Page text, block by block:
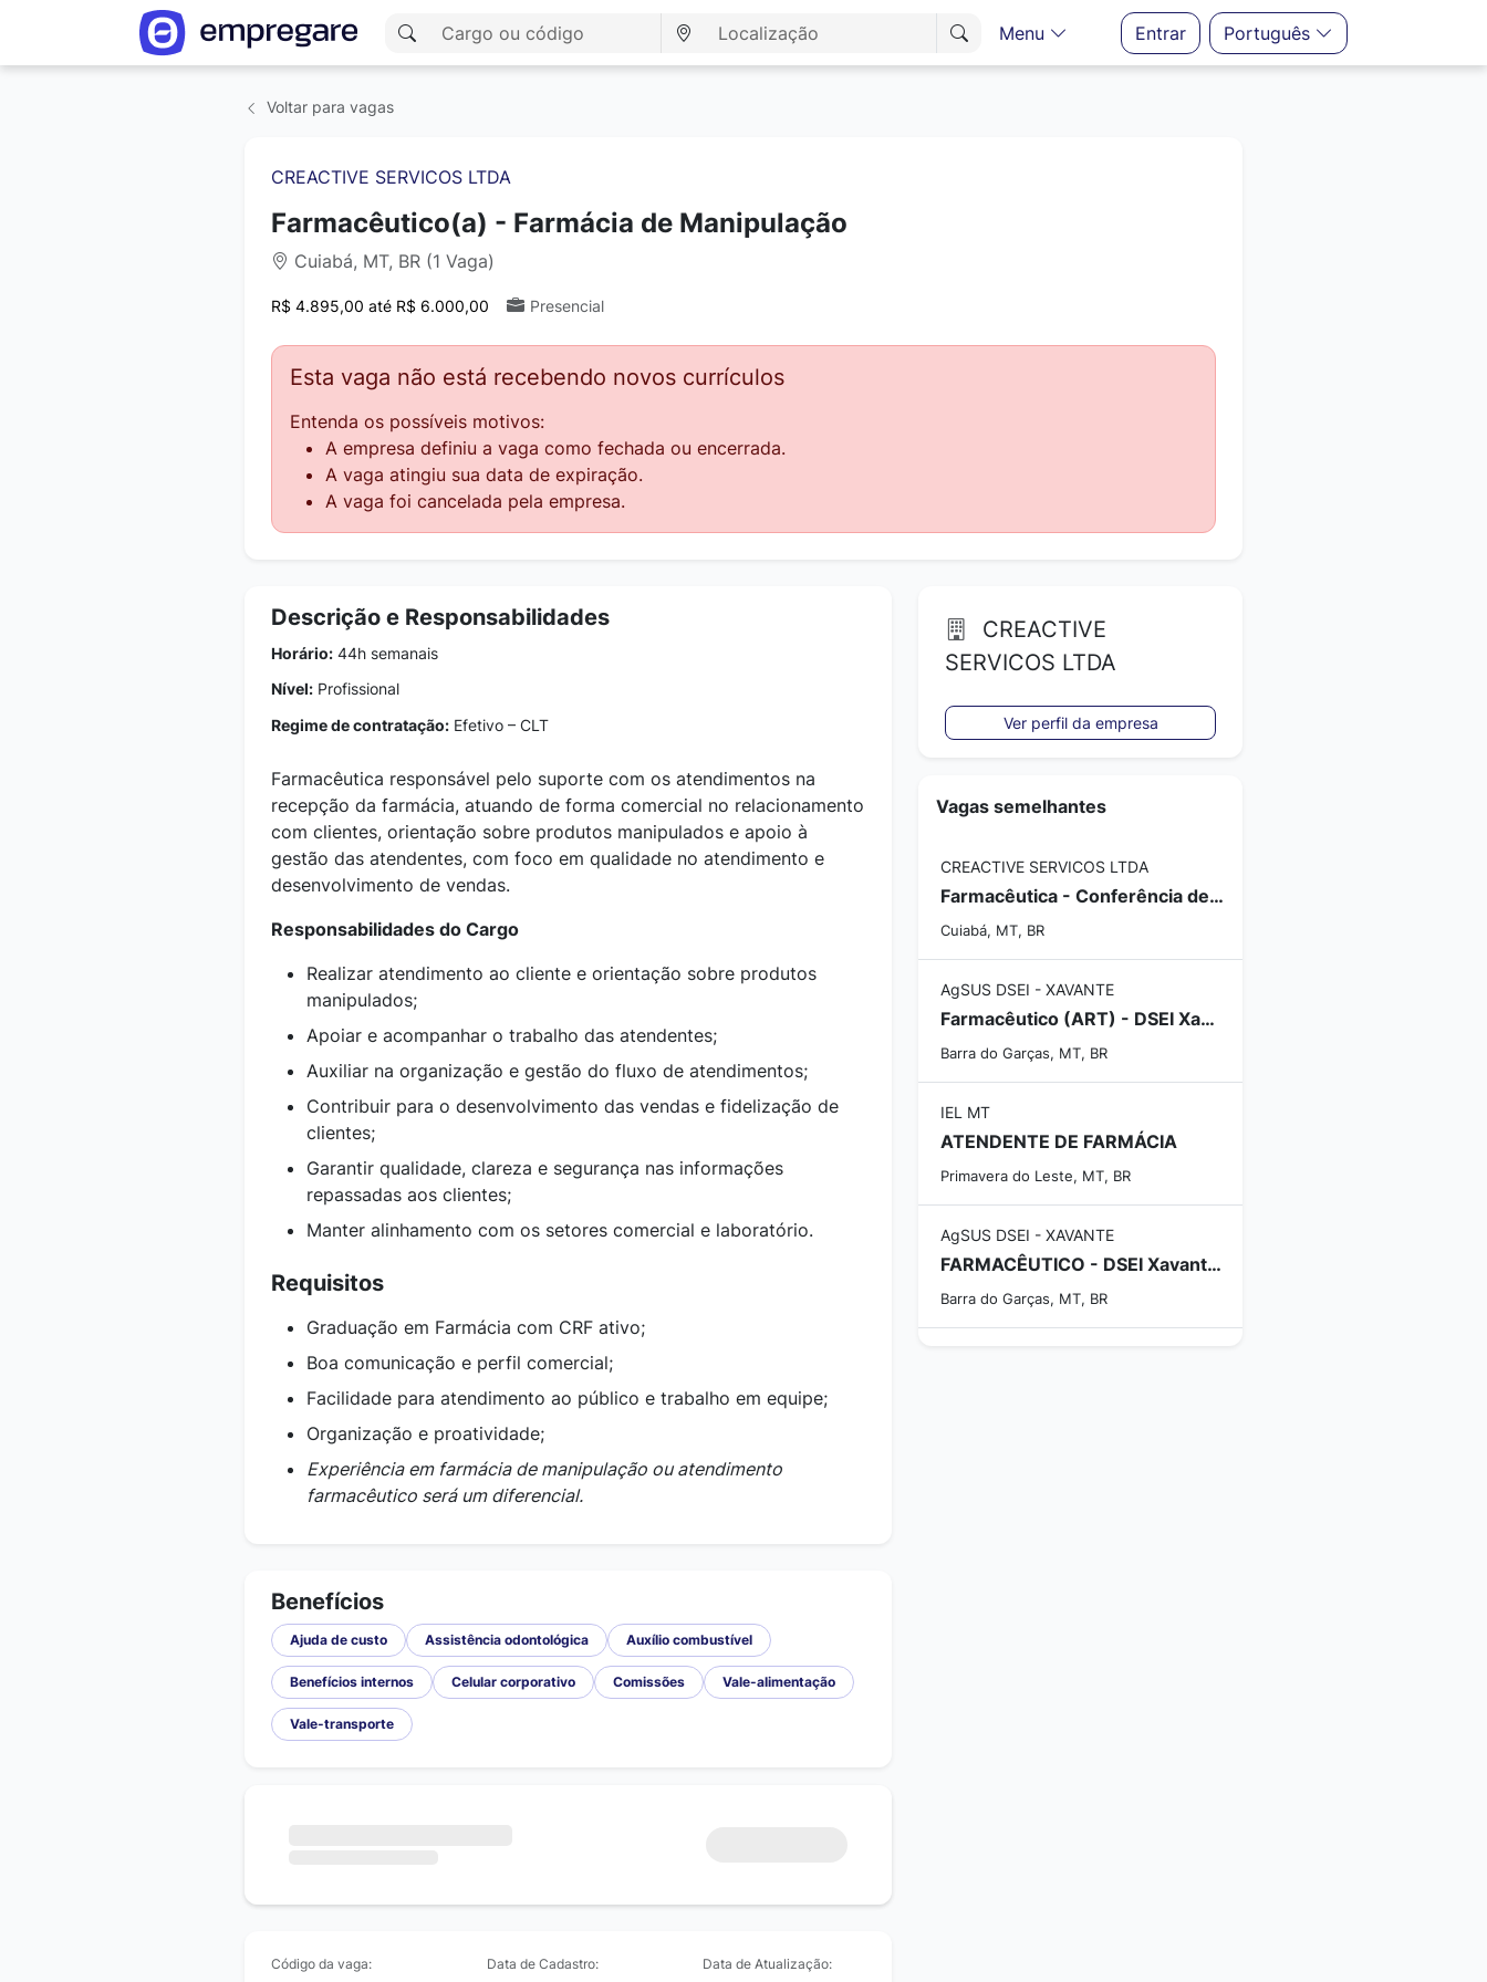
Menu Entrar Português
Voltar para vagas
CREACTIVE SERVICOS LTDA
Farmacêutico(a) - Farmácia de Manipulação
Cuiabá, MT, BR (1 Vaga)
R$ 4.895,00 até R$ 6.000,00 Presencial
Esta vaga não está recebendo novos currículos
Entenda os possíveis motivos:
A empresa definiu a vaga como fechada ou encerrada.
A vaga atingiu sua data de expiração.
A vaga foi cancelada pela empresa.
Descrição e Responsabilidades
Horário: 44h semanais
Nível: Profissional
Regime de contratação: Efetivo – CLT
Farmacêutica responsável pelo suporte com os atendimentos na
recepção da farmácia, atuando de forma comercial no relacionamento
com clientes, orientação sobre produtos manipulados e apoio à
gestão das atendentes, com foco em qualidade no atendimento e
desenvolvimento de vendas.
Responsabilidades do Cargo
Realizar atendimento ao cliente e orientação sobre produtos
manipulados;
Apoiar e acompanhar o trabalho das atendentes;
Auxiliar na organização e gestão do fluxo de atendimentos;
Contribuir para o desenvolvimento das vendas e fidelização de
clientes;
Garantir qualidade, clareza e segurança nas informações
repassadas aos clientes;
Manter alinhamento com os setores comercial e laboratório.
Requisitos
Graduação em Farmácia com CRF ativo;
Boa comunicação e perfil comercial;
Facilidade para atendimento ao público e trabalho em equipe;
Organização e proatividade;
Experiência em farmácia de manipulação ou atendimento
farmacêutico será um diferencial.
Benefícios
Ajuda de custo Assistência odontológica Auxílio combustível
Benefícios internos Celular corporativo Comissões Vale-alimentação
Vale-transporte
Código da vaga:
Data de Cadastro:
Data de Atualização:
CREACTIVE
SERVICOS LTDA
Ver perfil da empresa
Vagas semelhantes
CREACTIVE SERVICOS LTDA
Farmacêutica - Conferência de Fichas e Apoio ao Laboratório
Cuiabá, MT, BR
AgSUS DSEI - XAVANTE
Farmacêutico (ART) - DSEI Xavante - Cadastro de Reserva
Barra do Garças, MT, BR
IEL MT
ATENDENTE DE FARMÁCIA
Primavera do Leste, MT, BR
AgSUS DSEI - XAVANTE
FARMACÊUTICO - DSEI Xavante - 1 Vaga (1 AC + CR)
Barra do Garças, MT, BR